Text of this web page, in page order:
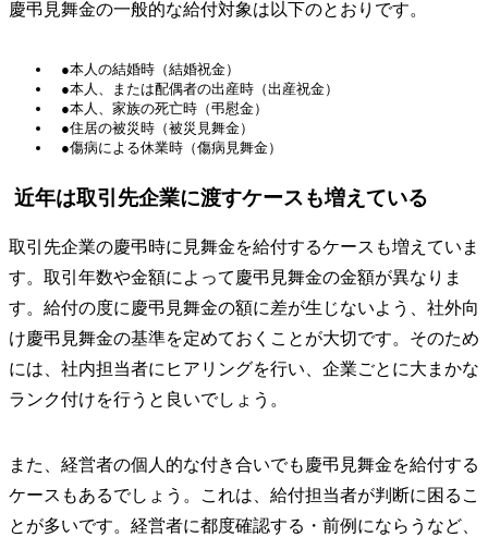
慶弔見舞金の一般的な給付対象は以下のとおりです。
●本人の結婚時（結婚祝金）
●本人、または配偶者の出産時（出産祝金）
●本人、家族の死亡時（弔慰金）
●住居の被災時（被災見舞金）
●傷病による休業時（傷病見舞金）
近年は取引先企業に渡すケースも増えている
取引先企業の慶弔時に見舞金を給付するケースも増えていま
す。取引年数や金額によって慶弔見舞金の金額が異なりま
す。給付の度に慶弔見舞金の額に差が生じないよう、社外向
け慶弔見舞金の基準を定めておくことが大切です。そのため
には、社内担当者にヒアリングを行い、企業ごとに大まかな
ランク付けを行うと良いでしょう。
また、経営者の個人的な付き合いでも慶弔見舞金を給付する
ケースもあるでしょう。これは、給付担当者が判断に困るこ
とが多いです。経営者に都度確認する・前例にならうなど、